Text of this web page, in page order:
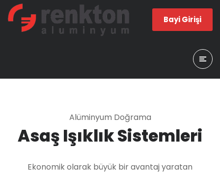
Bayi Girişi
Alüminyum Doğrama
Asaş Işıklık Sistemleri
Ekonomik olarak büyük bir avantaj yaratan